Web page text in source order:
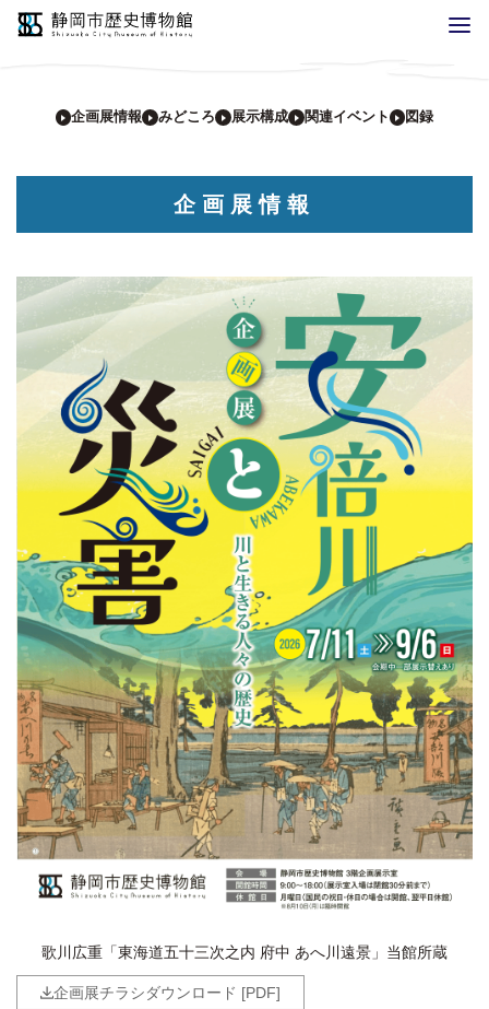
企画展情報 みどころ 展示構成 関連イベント 図録
企画展情報
歌川広重「東海道五十三次之内 府中 あへ川遠景」当館所蔵
企画展チラシダウンロード [PDF]